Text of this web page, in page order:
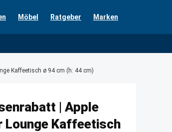
Möbel Ratgeber Marken
Kaffeetisch ø 94 cm (h: 44 cm)
| Apple
Lounge Kaffeetisch